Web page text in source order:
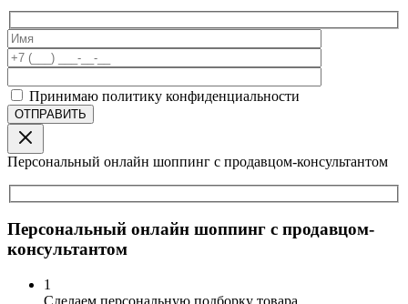
Принимаю политику конфиденциальности
Персональный онлайн шоппинг с продавцом-консультантом
Персональный онлайн шоппинг с продавцом-
консультантом
1
Сделаем персональную подборку товара